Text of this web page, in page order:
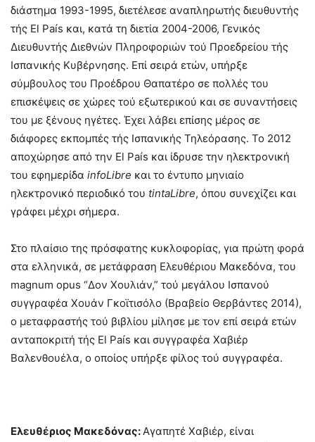
διάστημα 1993-1995, διετέλεσε αναπληρωτής διευθυντής
τής El País και, κατά τη διετία 2004-2006, Γενικός
Διευθυντής Διεθνών Πληροφοριών τού Προεδρείου τής
Ισπανικής Κυβέρνησης. Επί σειρά ετών, υπήρξε
σύμβουλος του Προέδρου Θαπατέρο σε πολλές του
επισκέψεις σε χώρες τού εξωτερικού και σε συναντήσεις
του με ξένους ηγέτες. Έχει λάβει επίσης μέρος σε
διάφορες εκπομπές τής Ισπανικής Τηλεόρασης. Το 2012
αποχώρησε από την El País και ίδρυσε την ηλεκτρονική
του εφημερίδα infoLibre και το έντυπο μηνιαίο
ηλεκτρονικό περιοδικό του tintaLibre, όπου συνεχίζει και
γράφει μέχρι σήμερα.
Στο πλαίσιο της πρόσφατης κυκλοφορίας, για πρώτη φορά
στα ελληνικά, σε μετάφραση Ελευθέριου Μακεδόνα, του
magnum opus “Δον Χουλιάν,” τού μεγάλου Ισπανού
συγγραφέα Χουάν Γκοϊτισόλο (Βραβείο Θερβάντες 2014),
ο μεταφραστής τού βιβλίου μίλησε με τον επί σειρά ετών
ανταποκριτή τής El País και συγγραφέα Χαβιέρ
Βαλενθουέλα, ο οποίος υπήρξε φίλος τού συγγραφέα.
Ελευθέριος Μακεδόνας:Αγαπητέ Χαβιέρ, είναι